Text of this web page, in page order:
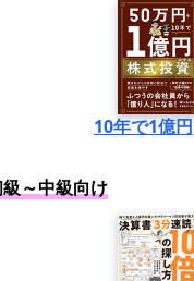
10年で1億円
～中級向け